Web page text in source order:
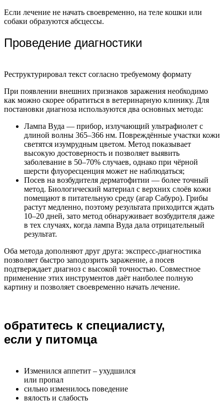
Если лечение не начать своевременно, на теле кошки или
собаки образуются абсцессы.
Проведение диагностики
Реструктурировал текст согласно требуемому формату
При появлении внешних признаков заражения необходимо
как можно скорее обратиться в ветеринарную клинику. Для
постановки диагноза используются два основных метода:
Лампа Вуда — прибор, излучающий ультрафиолет с
длиной волны 365–366 нм. Повреждённые участки кожи
светятся изумрудным цветом. Метод показывает
высокую достоверность и позволяет выявить
заболевание в 50–70% случаев, однако при чёрной
шерсти флуоресценция может не наблюдаться;
Посев на возбудителя дерматофитии — более точный
метод. Биологический материал с верхних слоёв кожи
помещают в питательную среду (агар Сабуро). Грибы
растут медленно, поэтому результата приходится ждать
10–20 дней, зато метод обнаруживает возбудителя даже
в тех случаях, когда лампа Вуда дала отрицательный
результат.
Оба метода дополняют друг друга: экспресс-диагностика
позволяет быстро заподозрить заражение, а посев
подтверждает диагноз с высокой точностью. Совместное
применение этих инструментов даёт наиболее полную
картину и позволяет своевременно начать лечение.
обратитесь к специалисту,
если у питомца
Изменился аппетит – ухудшился
или пропал
сильно изменилось поведение
вялость и слабость